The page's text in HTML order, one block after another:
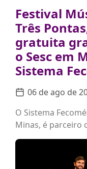
Festival
Três
gratuita
o Sesc em
Sistema
06 de ago de
O Sistema
Minas, é parceiro